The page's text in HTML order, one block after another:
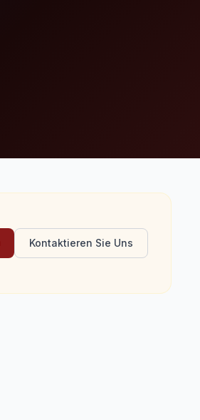
Kontaktieren Sie Uns